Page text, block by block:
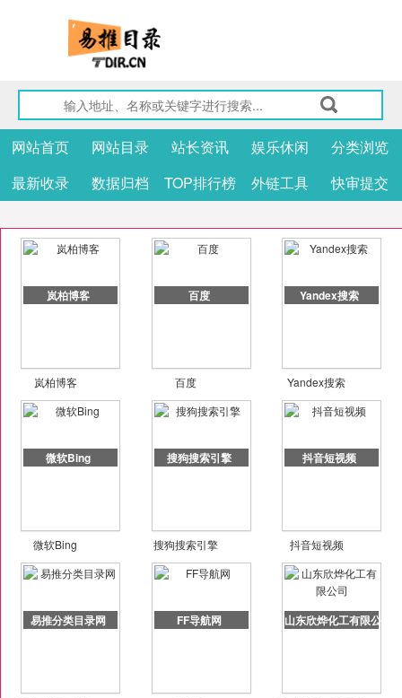
网站首页 网站目录 站长资讯 娱乐休闲
分类浏览
最新收录
数据归档 TOP排行榜 外链工具 快审提交
岚柏博客
岚柏博客
百度
百度
Yandex搜索
Yandex搜索
微软Bing
微软Bing
搜狗搜索引擎
搜狗搜索引擎
抖音短视频
抖音短视频
易推分类目录网 FF导航网 山东欣烨化工有限公司